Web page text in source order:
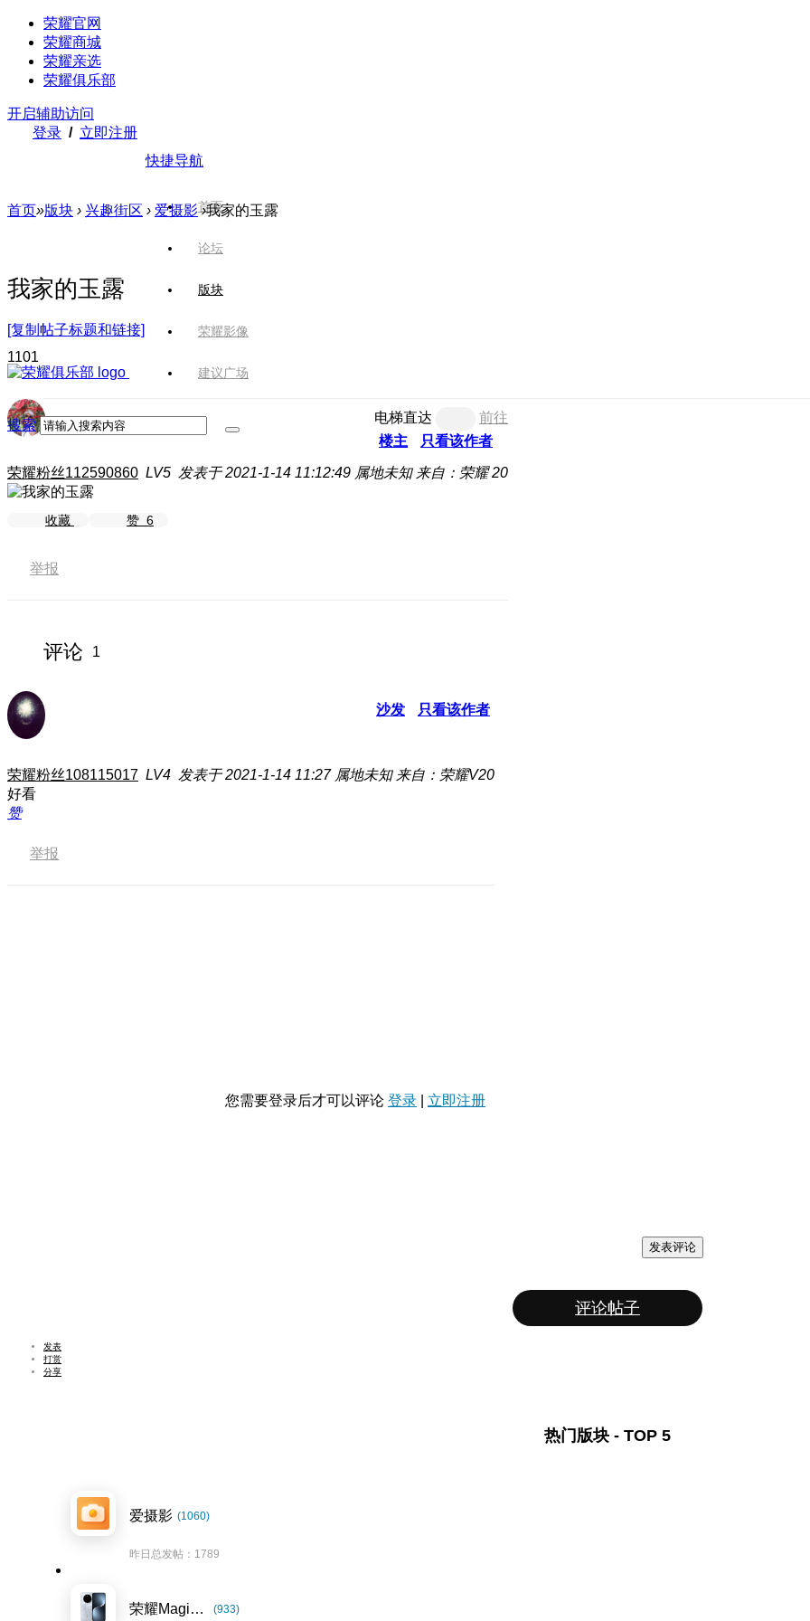
荣耀官网
荣耀商城
荣耀亲选
荣耀俱乐部
开启辅助访问
登录 / 立即注册
快捷导航
首页
论坛
版块
荣耀影像
建议广场
搜索
首页»版块 › 兴趣街区 › 爱摄影 ›我家的玉露
我家的玉露
[复制帖子标题和链接]
1101
电梯直达
前往
楼主
只看该作者
荣耀粉丝112590860 LV5 发表于 2021-1-14 11:12:49 属地未知 来自：荣耀 20
收藏 赞 6
举报
评论 1
沙发 只看该作者
荣耀粉丝108115017 LV4 发表于 2021-1-14 11:27 属地未知 来自：荣耀V20
好看
赞
举报
您需要登录后才可以评论 登录 立即注册
发表评论
评论帖子
发表
打赏
分享
热门版块 - TOP 5
爱摄影 (1060)
昨日总发帖：1789
荣耀Magic7系列 (933)